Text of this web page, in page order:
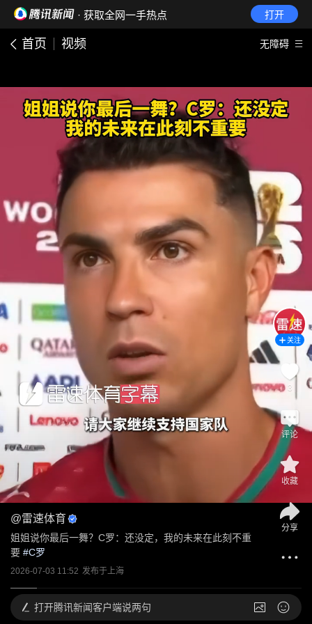
· 获取全网一手热点 打开
首页 视频 无障碍
@雷速体育
姐姐说你最后一舞？C罗：还没定，我的未来在此刻不重
要 #C罗
2026-07-03 11:52 发布于上海
关注
3
评论
收藏
分享
打开腾讯新闻客户端说两句